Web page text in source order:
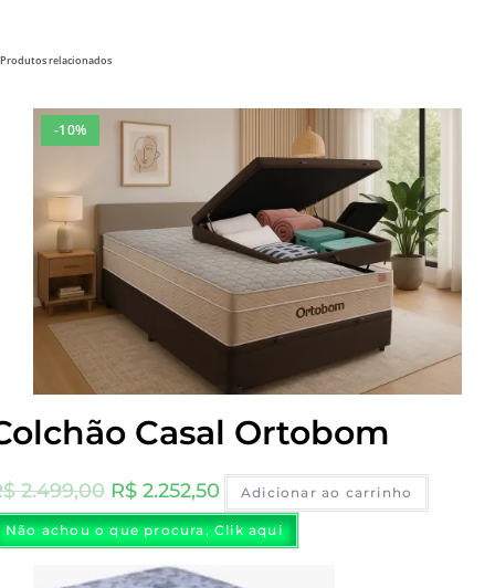
Produtos relacionados
-10%
Casal Ortobom
2.499,00 O
preço
original
era:
R$ 2.252,50
preço
atual
Adicionar ao carrinho
Não achou o que procura, Clik aqui